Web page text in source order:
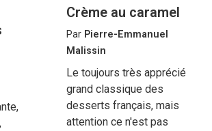
Crème au caramel
Par Pierre-Emmanuel
Malissin
Le toujours très apprécié
grand classique des
desserts français, mais
attention ce n'est pas